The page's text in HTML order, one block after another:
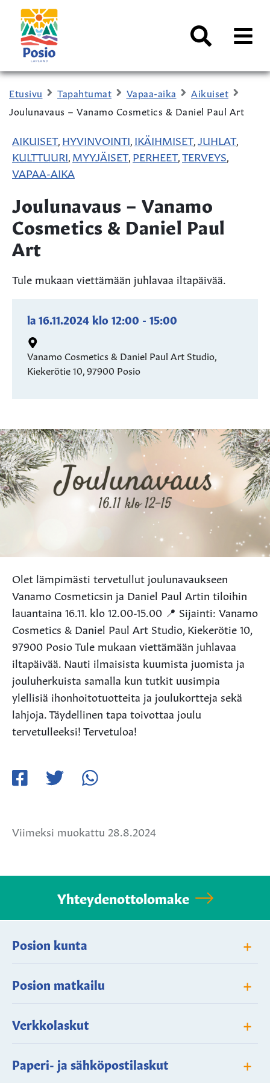
Siirry sisältöön
Kaupungin
logo
AVAA
Etusivu Tapahtumat Vapaa-aika
Aikuiset
Joulunavaus – Vanamo Cosmetics & Daniel Paul Art
AIKUISET, HYVINVOINTI IKÄIHMISET, JUHLAT,
KULTTUURI MYYJÄISET, PERHEET, TERVEYS
VAPAA-AIKA
Joulunavaus – Vanamo
Cosmetics & Daniel Paul
Art
Tule mukaan viettämään juhlavaa iltapäivää.
la 16.11.2024klo12:00 - 15:00
Vanamo Cosmetics & Daniel Paul Art Studio,
Kiekerötie 10, 97900 Posio
Olet lämpimästi tervetullut joulunavaukseen
Vanamo Cosmeticsin ja Daniel Paul Artin tiloihin
lauantaina 16.11. klo 12.00-15.00 📍 Sijainti: Vanamo
Cosmetics & Daniel Paul Art Studio, Kiekerötie 10,
97900 Posio Tule mukaan viettämään juhlavaa
iltapäivää. Nauti ilmaisista kuumista juomista ja
jouluherkuista samalla kun tutkit uusimpia
ylellisiä ihonhoitotuotteita ja joulukortteja sekä
lahjoja. Täydellinen tapa toivottaa joulu
tervetulleeksi! Tervetuloa!
Viimeksi muokattu 28.8.2024
Yhteydenottolomake
Posion kunta +
Posion matkailu +
Verkkolaskut +
Paperi- ja sähköpostilaskut +